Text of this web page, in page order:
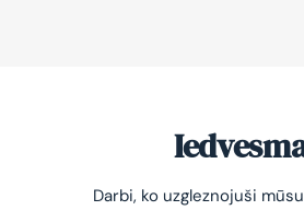
Darbi, ko uzgleznojuši